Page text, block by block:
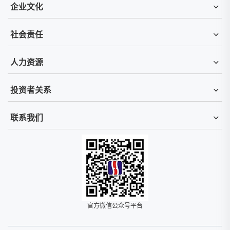
企业文化
社会责任
人力资源
投资者关系
联系我们
官方微信公众号平台